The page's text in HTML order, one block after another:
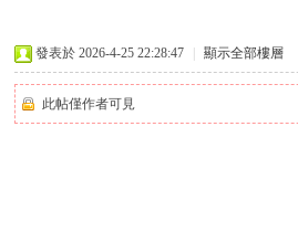
發表於 2026-4-25 22:28:47 顯示全部樓層
此帖僅作者可見